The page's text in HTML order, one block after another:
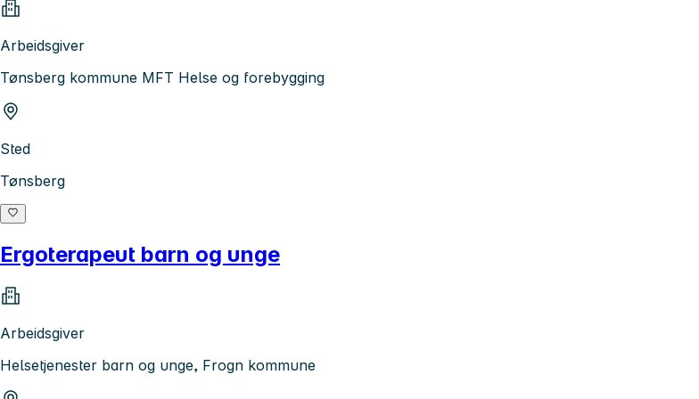
Arbeidsgiver
Tønsberg kommune MFT Helse og forebygging
Sted
Tønsberg
Ergoterapeut barn og unge
Arbeidsgiver
Helsetjenester barn og unge, Frogn kommune